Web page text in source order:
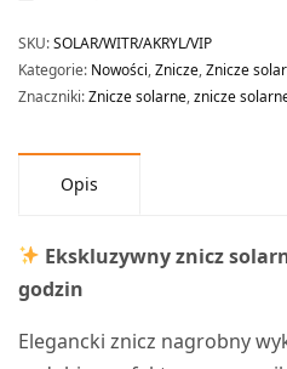
SKU:SOLAR/WITR/AKRYL/VIP
Kategorie: Nowości,Znicze,Znicze
Znaczniki:Znicze solarne,znicze
Opis
Ekskluzywny znicz
godzin
Elegancki znicz nagrobny